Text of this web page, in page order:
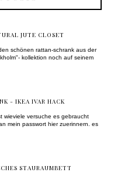
JUTE CLOSET
schönen rattan-schrank aus der
kollektion noch auf seinem
- IKEA IVAR HACK
wieviele versuche es gebraucht
mein passwort hier zuerinnern. es
STAURAUMBETT